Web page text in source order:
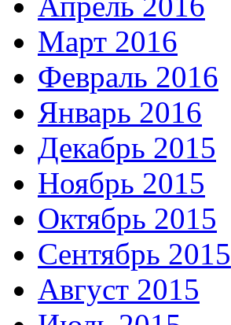
Март 2016
Февраль 2016
Январь 2016
Декабрь 2015
Ноябрь 2015
Октябрь 2015
Сентябрь 2015
Август 2015